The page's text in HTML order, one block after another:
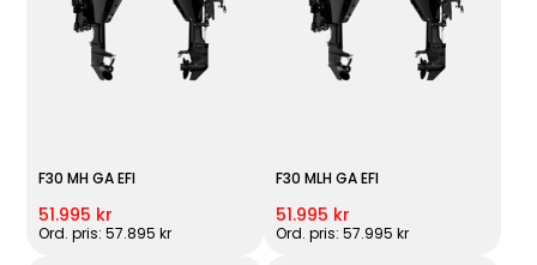
F30 MH GA EFI
51.995 kr
Ord. pris: 57.895 kr
F30 MLH GA EFI
51.995 kr
Ord. pris: 57.995 kr